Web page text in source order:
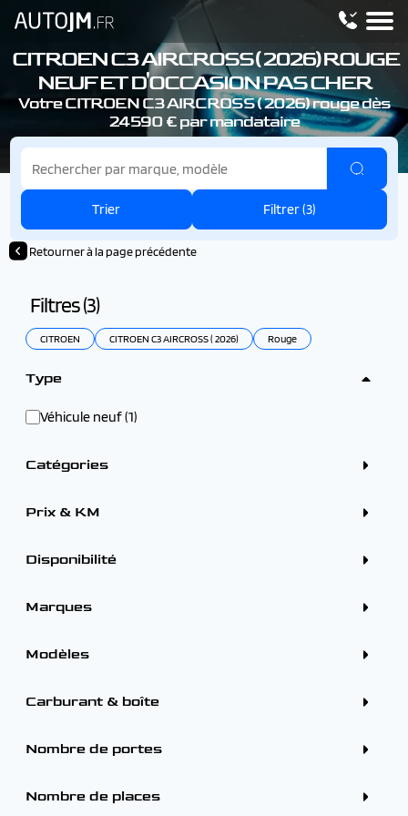
CITROEN C3 AIRCROSS ( 2026)ROUGE
NEUF ET D'OCCASION PAS CHER
Votre CITROEN C3 AIRCROSS ( 2026)rouge dès
24590 € par mandataire
Trier Filtrer (3)
Retourner à la page précédente
Filtres (3)
CITROEN CITROEN C3 AIRCROSS ( 2026) Rouge
Type
Véhicule neuf (1)
Catégories
Prix & KM
Disponibilité
Marques
CITROEN (1)
FIAT (1)
RENAULT (3)
Modèles
CITROEN
CITROEN C3 AIRCROSS ( 2026) (1)
Carburant & boîte
Hybride (1)
Boîtes
Nombre de portes
Nombre de places